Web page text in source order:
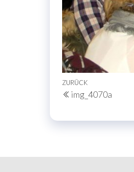
Vorheriger
Beitrag
ZURÜCK
img_4070a